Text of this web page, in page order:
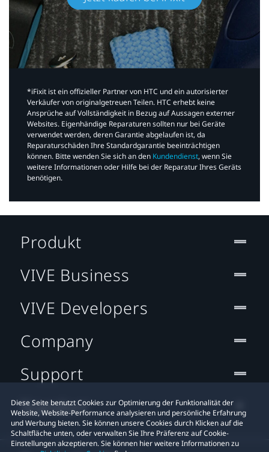
*iFixit ist ein offizieller Partner von HTC und ein autorisierter
Verkäufer von originalgetreuen Teilen. HTC erhebt keine
Ansprüche auf Vollständigkeit in Bezug auf Aussagen externer
Websites. Eigenhändige Reparaturen sollten nur bei Geräte
verwendet werden, deren Garantie abgelaufen ist, da
Reparaturschäden Ihre Standardgarantie beeinträchtigen
können. Bitte wenden Sie sich an den Kundendienst, wenn Sie
weitere Informationen oder Hilfe bei der Reparatur Ihres Geräts
benötigen.​
Diese Seite benutzt Cookies zur Optimierung der Funktionalität der
Website, Website-Performance analysieren und persönliche Erfahrung
und Werbung bieten. Sie können unsere Cookies durch Klicken auf die
Schaltfläche unten, oder verwalten Sie Ihre Präferenz auf Cookie-
Einstellungen akzeptieren. Sie können hier weitere Informationen zu
Produkt
VIVE Business
VIVE Developers
Company
Support
Standort